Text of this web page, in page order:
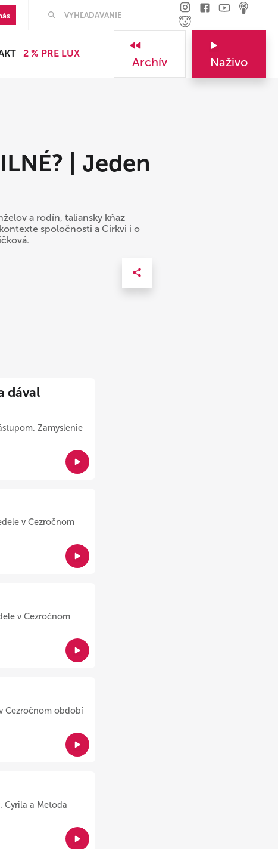
2 % PRE LUX
Archív Naživo
| Jeden
a rodín, taliansky kňaz
spoločnosti a Cirkvi i o
dával
Zamyslenie
v Cezročnom
v Cezročnom
Cezročnom období
Cyrila a Metoda